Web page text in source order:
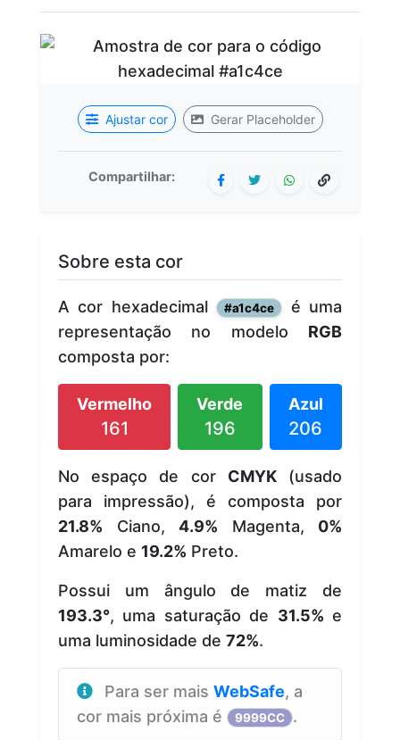
Ajustar cor Gerar Placeholder
Compartilhar:
Sobre esta cor
A cor hexadecimal #a1c4ce
é uma
representação no modelo RGB
composta por:
Vermelho
161
Verde
196
Azul
206
No espaço de cor CMYK(usado
para impressão), é composta por
21.8% Ciano, 4.9% Magenta, 0%
Amarelo e 19.2% Preto.
Possui um ângulo de matiz de
193.3°, uma saturação de 31.5% e
uma luminosidade de 72%.
Para ser mais WebSafe, a
cor mais próxima é
9999CC .